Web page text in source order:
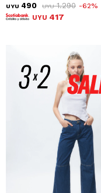
UYU 490 UYU 1.290 62
UYU 417